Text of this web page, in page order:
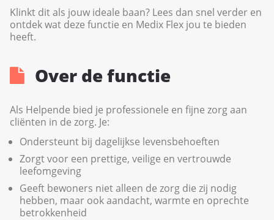
Klinkt dit als jouw ideale baan? Lees dan snel verder en
ontdek wat deze functie en Medix Flex jou te bieden
heeft.
Over de functie
Als Helpende bied je professionele en fijne zorg aan
cliënten in de zorg. Je:
Ondersteunt bij dagelijkse levensbehoeften
Zorgt voor een prettige, veilige en vertrouwde
leefomgeving
Geeft bewoners niet alleen de zorg die zij nodig
hebben, maar ook aandacht, warmte en oprechte
betrokkenheid